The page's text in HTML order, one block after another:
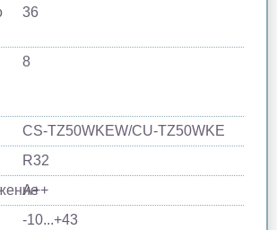
36
8
CS-TZ50WKEW/CU-TZ50WKE
R32
A++
-10...+43